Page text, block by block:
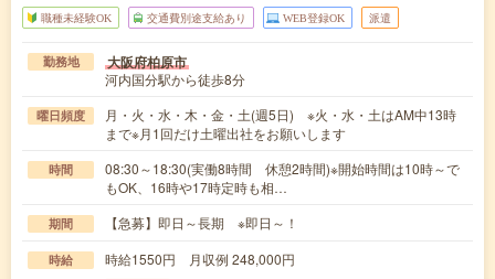
職種未経験OK 交通費別途支給あり WEB登録OK 派遣
勤務地 大阪府柏原市
河内国分駅から徒歩8分
曜日頻度
月・火・水・木・金・土(週5日) ※火・水・土はAM中13時
まで※月1回だけ土曜出社をお願いします
時間
08:30～18:30(実働8時間 休憩2時間)※開始時間は10時～で
もOK、16時や17時定時も相…
期間 【急募】即日～長期 ※即日～！
時給 時給1550円 月収例 248,000円